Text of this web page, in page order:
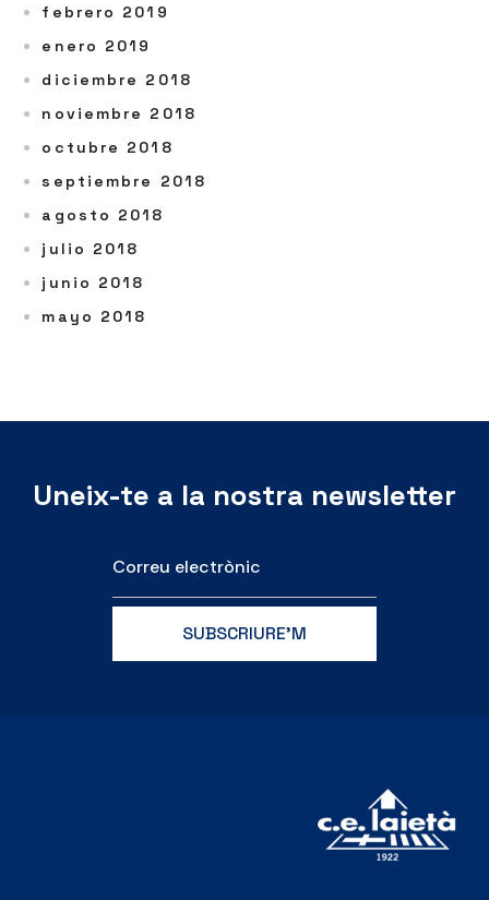
febrero 2019
enero 2019
diciembre 2018
noviembre 2018
octubre 2018
septiembre 2018
agosto 2018
julio 2018
junio 2018
mayo 2018
Uneix-te a la nostra newsletter